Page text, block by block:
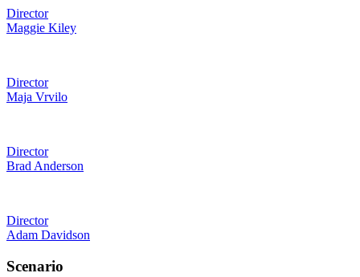
Director
Maggie Kiley
Director
Maja Vrvilo
Director
Brad Anderson
Director
Adam Davidson
Scenario